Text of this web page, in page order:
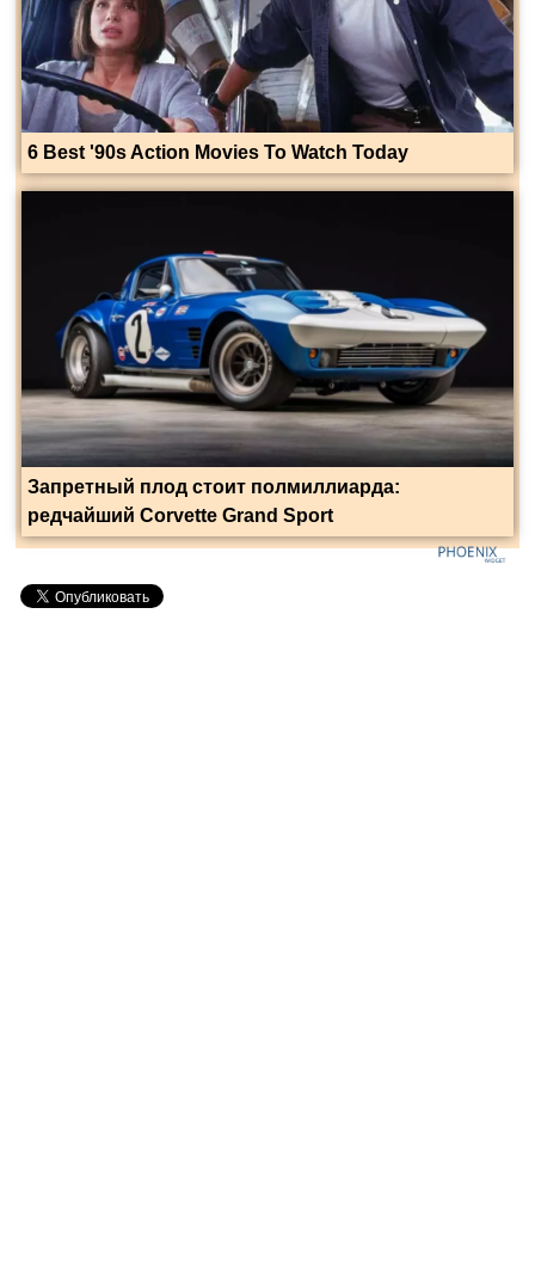
6 Best '90s Action Movies To Watch Today
Запретный плод стоит полмиллиарда:
редчайший Corvette Grand Sport